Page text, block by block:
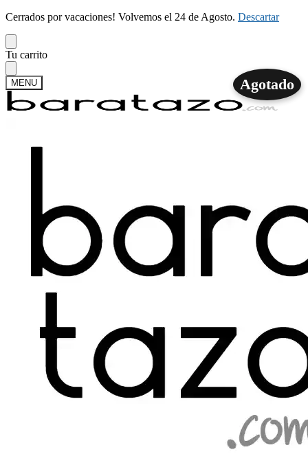
Cerrados por vacaciones! Volvemos el 24 de Agosto. Descartar
Skip
to
navigation
Skip
to
content
Tu carrito
MENU
Mi cuenta
Agotado